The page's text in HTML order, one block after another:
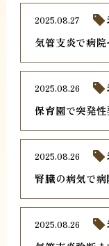
気管支炎で病
2025.08.27
保育園で突発
2025.08.26
腎臓の病気で
2025.08.26
2025.08.26